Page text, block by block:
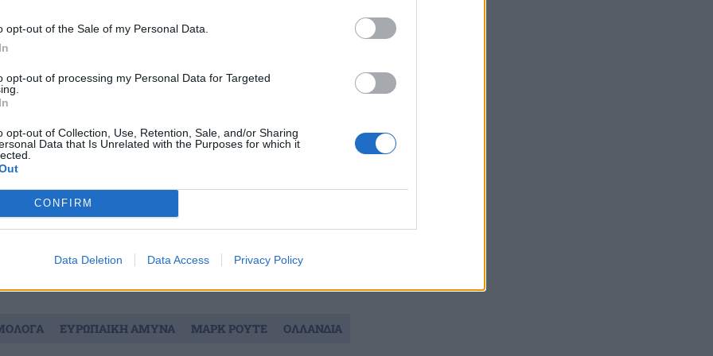
opt-out of the Sale of my Personal Data.
opt-out of processing my Personal Data for Targeted
opt-out of Collection, Use, Retention, Sale, and/or Sharing
Data that Is Unrelated with the Purposes for which it
CONFIRM
Data Deletion Data Access Privacy Policy
Φωτογραφία Reuters
ΕΥΡΩΠΑΙΚΗ ΑΜΥΝΑ ΜΑΡΚ ΡΟΥΤΕ ΟΛΛΑΝΔΙΑ